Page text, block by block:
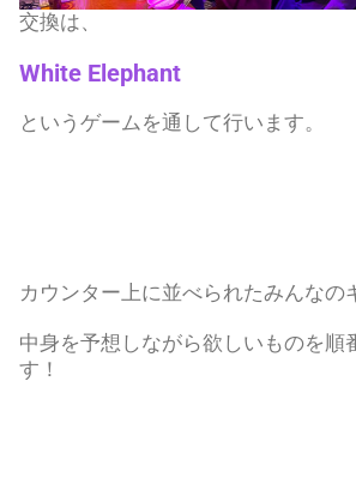
交換は、
White Elephant
というゲームを通して行います。
カウンター上に並べられたみんなの
中身を予想しながら欲しいものを順
す！